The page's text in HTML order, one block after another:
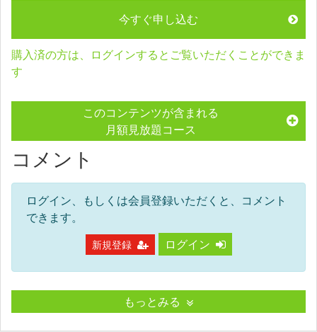
今すぐ申し込む
購入済の方は、ログインするとご覧いただくことができま
す
このコンテンツが含まれる
月額見放題コース
コメント
ログイン、もしくは会員登録いただくと、コメント
できます。
新規登録 ログイン
もっとみる